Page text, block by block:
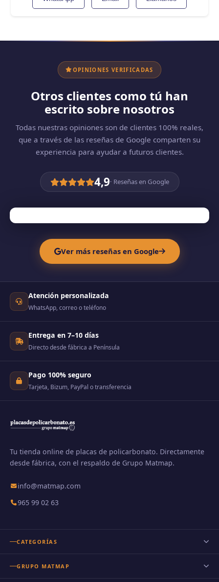
OPINIONES VERIFICADAS
Otros clientes como tú han
escrito sobre nosotros
Todas nuestras opiniones son de clientes 100% reales,
que a través de las reseñas de Google comparten su
experiencia para ayudar a futuros clientes.
4,9· Reseñas en Google
Ver más reseñas en Google
Atención personalizada
WhatsApp, correo o teléfono
Entrega en 7–10 días
Directo desde fábrica a Península
Pago 100% seguro
Tarjeta, Bizum, PayPal o transferencia
Tu tienda online de placas de policarbonato. Directamente
desde fábrica, con el respaldo de Grupo Matmap.
info@matmap.com
965 99 02 63
CATEGORÍAS
Policarbonato celular
GRUPO MATMAP